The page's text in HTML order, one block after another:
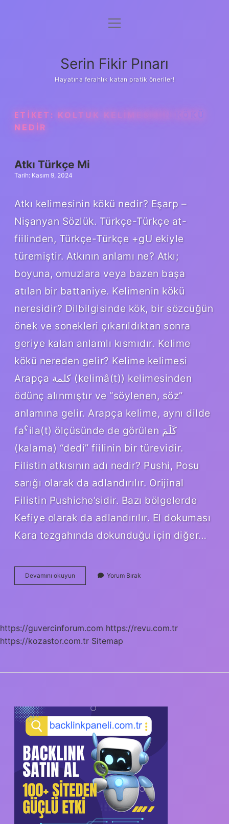
Gizlilik Politikası
Yasal Uyarı
menüyü
Serin Fikir Pınarı
Hayatına ferahlık katan pratik öneriler!
ETIKET: KOLTUK KELIMESININ KÖKÜ
NEDIR
Atkı Türkçe Mi
Tarih: Kasım 9, 2024
Atkı kelimesinin kökü nedir? Eşarp –
Nişanyan Sözlük. Türkçe-Türkçe at-
fiilinden, Türkçe-Türkçe +gU ekiyle
türemiştir. Atkının anlamı ne? Atkı;
boyuna, omuzlara veya bazen başa
atılan bir battaniye. Kelimenin kökü
neresidir? Dilbilgisinde kök, bir sözcüğün
önek ve sonekleri çıkarıldıktan sonra
geriye kalan anlamlı kısmıdır. Kelime
kökü nereden gelir? Kelime kelimesi
Arapça كلمة (kelimâ(t)) kelimesinden
ödünç alınmıştır ve “söylenen, söz”
anlamına gelir. Arapça kelime, aynı dilde
faˁila(t) ölçüsünde de görülen كَلَمَ
(kalama) “dedi” fiilinin bir türevidir.
Filistin atkısının adı nedir? Pushi, Posu
sarığı olarak da adlandırılır. Orijinal
Filistin Pushiche’sidir. Bazı bölgelerde
Kefiye olarak da adlandırılır. El dokuması
Kara tezgahında dokunduğu için diğer…
Devamını okuyun
Türkçe
Yorum Bırak
https://guvercinforum.com https://revu.com.tr
https://kozastor.com.tr Sitemap
SIDEBAR